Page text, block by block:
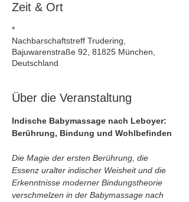
Zeit & Ort
*
Nachbarschaftstreff Trudering,
Bajuwarenstraße 92, 81825 München,
Deutschland
Über die Veranstaltung
Indische Babymassage nach Leboyer:
Berührung, Bindung und Wohlbefinden
Die Magie der ersten Berührung, die
Essenz uralter indischer Weisheit und die
Erkenntnisse moderner Bindungstheorie
verschmelzen in der Babymassage nach